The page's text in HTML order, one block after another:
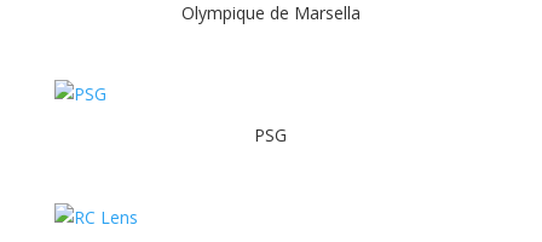
Olympique de Marsella
PSG